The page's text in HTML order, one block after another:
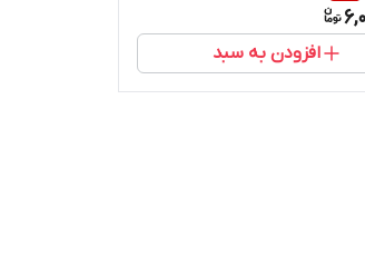
افزودن به سبد